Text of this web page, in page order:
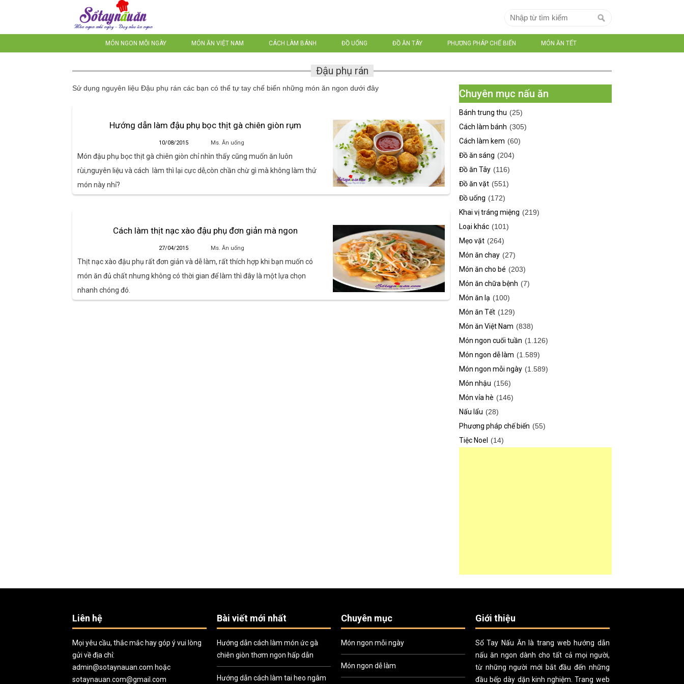
MÓN NGON MỖI NGÀY MÓN ĂN VIỆT NAM CÁCH LÀM BÁNH ĐỒ UỐNG ĐỒ ĂN TÂY PHƯƠNG PHÁP CHẾ BIẾN MÓN ĂN TẾT
Đậu phụ rán
Sử dụng nguyên liệu Đậu phụ rán các bạn có thể tự tay chế biến những món ăn ngon dưới đây
Hướng dẫn làm đậu phụ bọc thịt gà chiên giòn rụm
10/08/2015 Ms. Ăn uống
Món đậu phụ bọc thịt gà chiên giòn chỉ nhìn thấy cũng muốn ăn luôn
rùi,nguyên liệu và cách làm thì lại cực dễ,còn chần chừ gì mà không làm thử
món này nhỉ?
Cách làm thịt nạc xào đậu phụ đơn giản mà ngon
27/04/2015 Ms. Ăn uống
Thịt nạc xào đậu phụ rất đơn giản và dễ làm, rất thích hợp khi bạn muốn có
món ăn đủ chất nhưng không có thời gian để làm thì đây là một lựa chọn
nhanh chóng đó.
Chuyên mục nấu ăn
Bánh trung thu (25)
Cách làm bánh (305)
Cách làm kem (60)
Đồ ăn sáng (204)
Đồ ăn Tây (116)
Đồ ăn vặt (551)
Đồ uống (172)
Khai vị tráng miệng (219)
Loại khác (101)
Mẹo vặt (264)
Món ăn chay (27)
Món ăn cho bé (203)
Món ăn chữa bệnh (7)
Món ăn lạ (100)
Món ăn Tết (129)
Món ăn Việt Nam (838)
Món ngon cuối tuần (1.126)
Món ngon dễ làm (1.589)
Món ngon mỗi ngày (1.589)
Món nhậu (156)
Món vỉa hè (146)
Nấu lẩu (28)
Phương pháp chế biến (55)
Tiệc Noel
(14)
Liên hệ
Mọi yêu cầu, thắc mắc hay góp ý vui lòng
gửi về địa chỉ:
admin@sotaynauan.com hoặc
sotaynauan.com@gmail.com
Bài viết mới nhất
Hướng dẫn cách làm món ức gà
chiên giòn thơm ngon hấp dẫn
Hướng dẫn cách làm tai heo ngâm
Chuyên mục
Món ngon mỗi ngày
Món ngon dễ làm
Giới thiệu
Sổ Tay Nấu Ăn là trang web hướng dẫn
nấu ăn ngon dành cho tất cả mọi người,
từ những người mới bắt đầu đến những
đầu bếp dày dặn kinh nghiệm. Trang web